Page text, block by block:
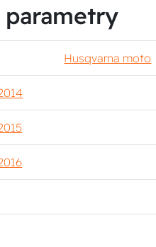
parametry
Husqvarna moto